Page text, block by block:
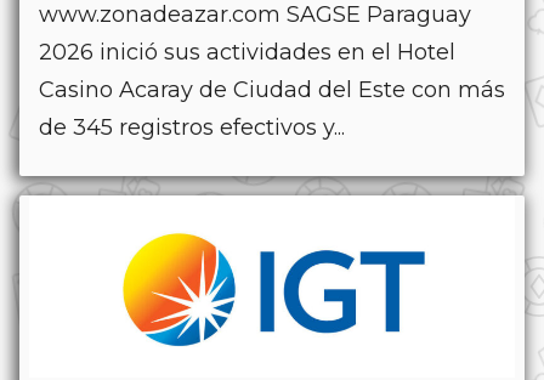
www.zonadeazar.com SAGSE Paraguay
2026 inició sus actividades en el Hotel
Casino Acaray de Ciudad del Este con más
de 345 registros efectivos y...